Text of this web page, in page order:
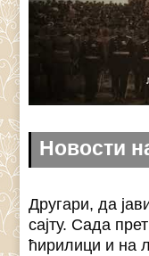
Новости
Другари, да
сајту. Сада
ћирилици и на